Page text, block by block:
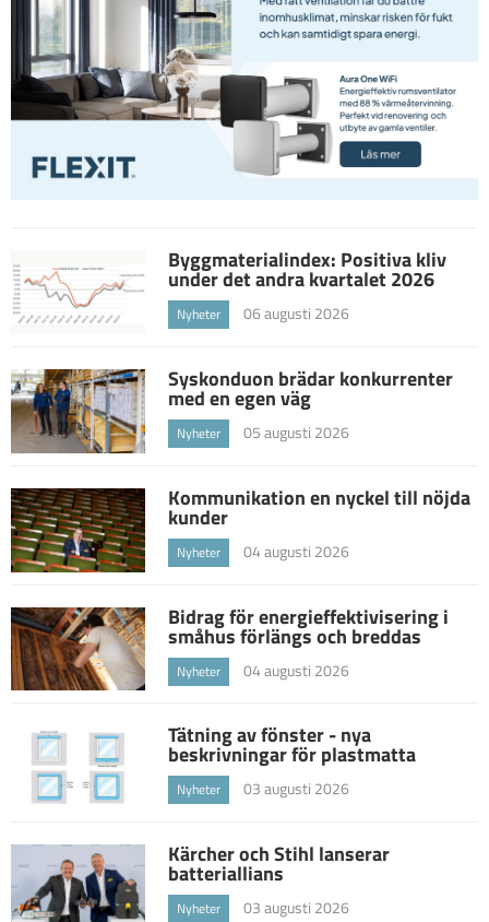
Byggmaterialindex: Positiva kliv
under det andra kvartalet 2026
Nyheter 06 augusti 2026
Syskonduon brädar konkurrenter
med en egen väg
Nyheter 05 augusti 2026
Kommunikation en nyckel till nöjda
kunder
Nyheter 04 augusti 2026
Bidrag för energieffektivisering i
småhus förlängs och breddas
Nyheter 04 augusti 2026
Tätning av fönster - nya
beskrivningar för plastmatta
Nyheter 03 augusti 2026
Kärcher och Stihl lanserar
batteriallians
Nyheter 03 augusti 2026